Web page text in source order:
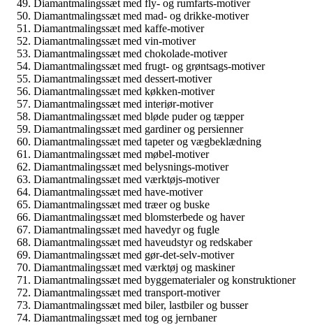
Diamantmalingssæt med fly- og rumfarts-motiver
Diamantmalingssæt med mad- og drikke-motiver
Diamantmalingssæt med kaffe-motiver
Diamantmalingssæt med vin-motiver
Diamantmalingssæt med chokolade-motiver
Diamantmalingssæt med frugt- og grøntsags-motiver
Diamantmalingssæt med dessert-motiver
Diamantmalingssæt med køkken-motiver
Diamantmalingssæt med interiør-motiver
Diamantmalingssæt med bløde puder og tæpper
Diamantmalingssæt med gardiner og persienner
Diamantmalingssæt med tapeter og vægbeklædning
Diamantmalingssæt med møbel-motiver
Diamantmalingssæt med belysnings-motiver
Diamantmalingssæt med værktøjs-motiver
Diamantmalingssæt med have-motiver
Diamantmalingssæt med træer og buske
Diamantmalingssæt med blomsterbede og haver
Diamantmalingssæt med havedyr og fugle
Diamantmalingssæt med haveudstyr og redskaber
Diamantmalingssæt med gør-det-selv-motiver
Diamantmalingssæt med værktøj og maskiner
Diamantmalingssæt med byggematerialer og konstruktioner
Diamantmalingssæt med transport-motiver
Diamantmalingssæt med biler, lastbiler og busser
Diamantmalingssæt med tog og jernbaner